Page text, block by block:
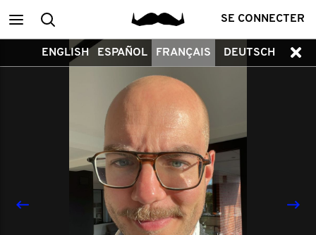
Main
menu
Recherche SE CONNECTER
ENGLISH ESPAÑOL FRANÇAIS DEUTSCH